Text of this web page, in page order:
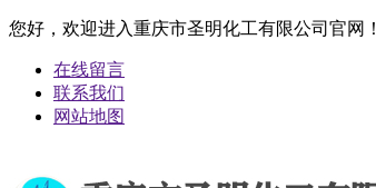
您好，欢迎进入重庆市圣明化工有限公司官网！
在线留言
联系我们
网站地图